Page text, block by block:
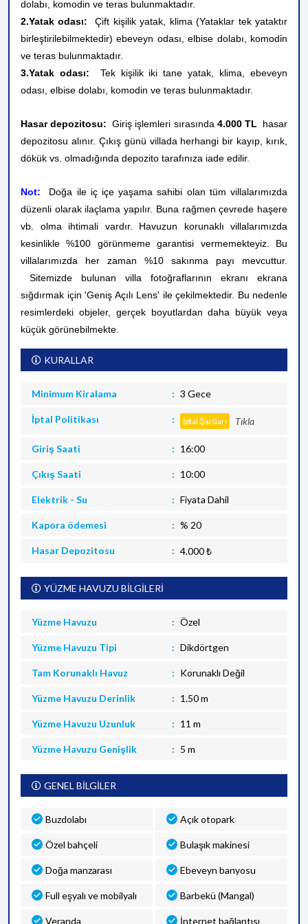
dolabı, komodin ve teras bulunmaktadır.
2.Yatak odası: Çift kişilik yatak, klima (Yataklar tek yataktır
birleştirilebilmektedir) ebeveyn odası, elbise dolabı, komodin
ve teras bulunmaktadır.
3.Yatak odası: Tek kişilik iki tane yatak, klima, ebeveyn
odası, elbise dolabı, komodin ve teras bulunmaktadır.
Hasar depozitosu: Giriş işlemleri sırasında 4.000 TL
hasar
depozitosu alınır. Çıkış günü villada herhangi bir kayıp, kırık,
dökük vs. olmadığında depozito tarafınıza iade edilir.
Not:
Doğa ile iç içe yaşama sahibi olan tüm villalarımızda
düzenli olarak ilaçlama yapılır. Buna rağmen çevrede haşere
vb. olma ihtimali vardır. Havuzun korunaklı villalarımızda
kesinlikle %100 görünmeme garantisi vermemekteyiz. Bu
villalarımızda her zaman %10 sakınma payı mevcuttur.
Sitemizde bulunan villa fotoğraflarının ekranı ekrana
sığdırmak için 'Geniş Açılı Lens' ile çekilmektedir. Bu nedenle
resimlerdeki objeler, gerçek boyutlardan daha büyük veya
küçük görünebilmekte.
KURALLAR
Minimum Kiralama 3 Gece
İptal Politikası İptal Şartları Tıkla
Giriş Saati 16:00
Çıkış Saati 10:00
Elektrik - Su Fiyata Dahil
Kapora ödemesi % 20
Hasar Depozitosu 4.000 ₺
YÜZME HAVUZU BİLGİLERİ
Yüzme Havuzu Özel
Yüzme Havuzu Tipi Dikdörtgen
Tam Korunaklı Havuz Korunaklı Değil
Yüzme Havuzu Derinlik 1.50 m
Yüzme Havuzu Uzunluk 11 m
Yüzme Havuzu Genişlik 5 m
GENEL BİLGİLER
Buzdolabı Açık otopark
Özel bahçeli Bulaşık makinesi
Doğa manzarası Ebeveyn banyosu
Full eşyalı ve mobilyalı Barbekü (Mangal)
Veranda İnternet bağlantısı